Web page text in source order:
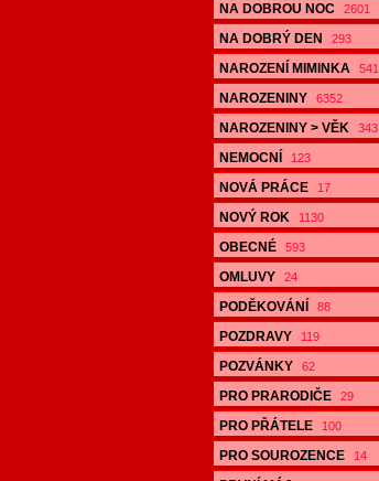
NA DOBROU NOC 2601
NA DOBRÝ DEN 293
NAROZENÍ MIMINKA 541
NAROZENINY 6352
NAROZENINY > VĚK 343
NEMOCNÍ 123
NOVÁ PRÁCE 17
NOVÝ ROK 1130
OBECNÉ 593
OMLUVY 24
PODĚKOVÁNÍ 88
POZDRAVY 119
POZVÁNKY 62
PRO PRARODIČE 29
PRO PŘÁTELE 100
PRO SOUROZENCE 14